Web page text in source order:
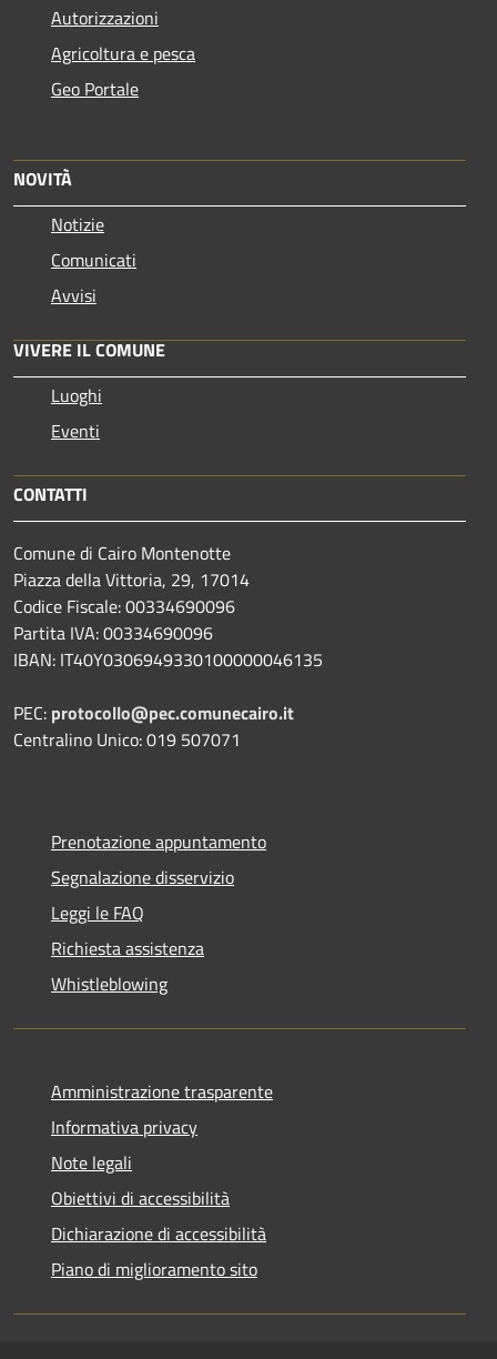
Autorizzazioni
Agricoltura e pesca
Geo Portale
NOVITÀ
Notizie
Comunicati
Avvisi
VIVERE IL COMUNE
Luoghi
Eventi
CONTATTI
Comune di Cairo Montenotte
Piazza della Vittoria, 29, 17014
Codice Fiscale: 00334690096
Partita IVA: 00334690096
IBAN: IT40Y0306949330100000046135
PEC: protocollo@pec.comunecairo.it
Centralino Unico: 019 507071
Prenotazione appuntamento
Segnalazione disservizio
Leggi le FAQ
Richiesta assistenza
Whistleblowing
Amministrazione trasparente
Informativa privacy
Note legali
Obiettivi di accessibilità
Dichiarazione di accessibilità
Piano di miglioramento sito